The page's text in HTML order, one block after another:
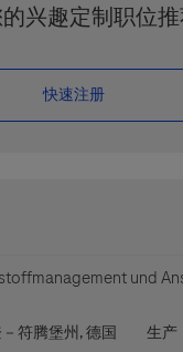
兴趣定制职位
​​​​​​​快速注册
und
符腾堡州, 德国 职位
生产